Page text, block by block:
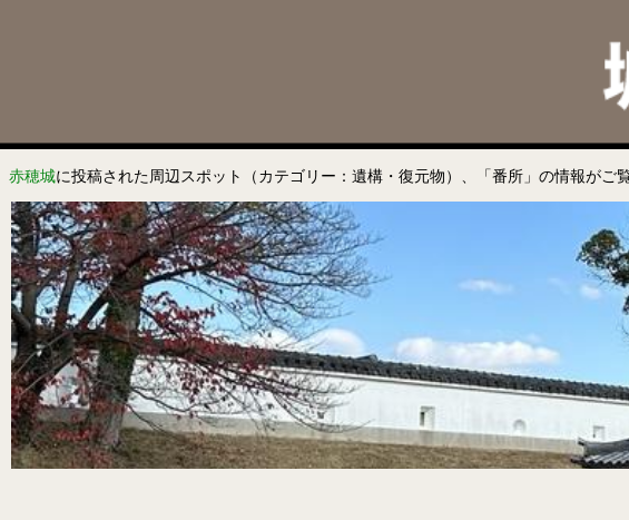
赤穂城に投稿された周辺スポット（カテゴリー：遺構・復元物）、「番所」の情報がご覧